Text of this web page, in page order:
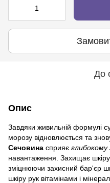
До
Опис
Завдяки живильній формулі
морозу відновлюється та
Сечовина сприяє глибокому
навантаження. Захищає шкіру
зміцнюючи захисний бар'єр
шкіру рук вітамінами і